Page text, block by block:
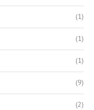
(1)
(1)
(1)
(9)
(2)